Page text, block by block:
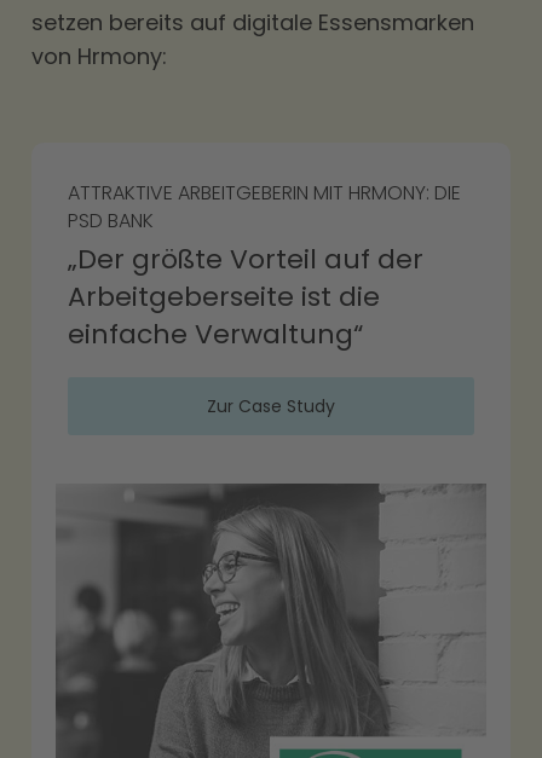
setzen bereits auf digitale Essensmarken
von Hrmony:
ATTRAKTIVE ARBEITGEBERIN MIT HRMONY: DIE
PSD BANK
„Der größte Vorteil auf der
Arbeitgeberseite ist die
einfache Verwaltung“
Zur Case Study